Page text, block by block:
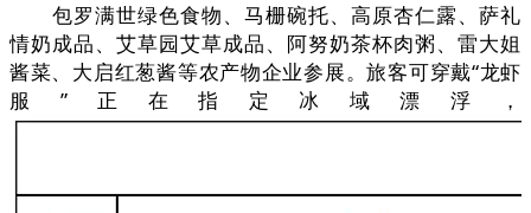
包罗满世绿色食物、马栅碗托、高原杏仁露、萨礼
情奶成品、艾草园艾草成品、阿努奶茶杯肉粥、雷大姐
酱菜、大启红葱酱等农产物企业参展。旅客可穿戴“龙虾
服”正在指定冰域漂浮，